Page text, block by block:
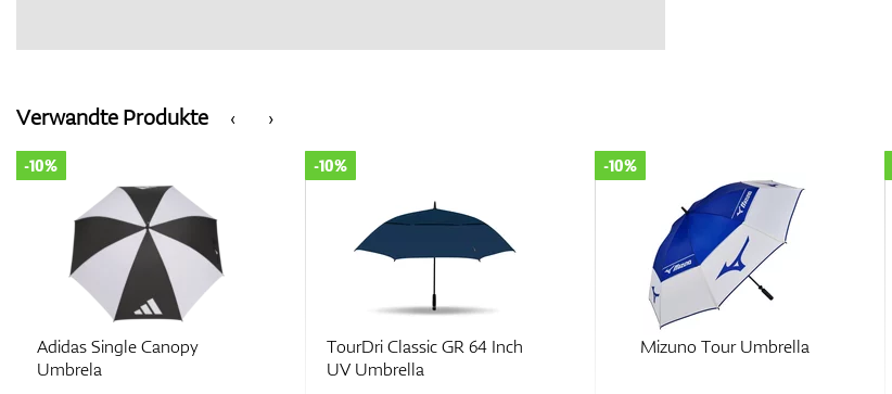
‹
Verwandte Produkte ›
Adidas Single Canopy
Umbrela
-10%
TourDri Classic GR 64 Inch
UV Umbrella
-10%
Mizuno Tour Umbrella
-10%